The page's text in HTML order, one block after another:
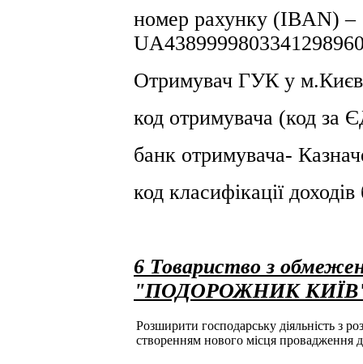
номер рахунку (IBAN) –
Отримувач ГУК у
код отримувача (код
банк отримувача-
код класифікації
6 Товариство з
"ПОДОРОЖНИК
Розширити господарську діяльність з
створенням нового місця провадження